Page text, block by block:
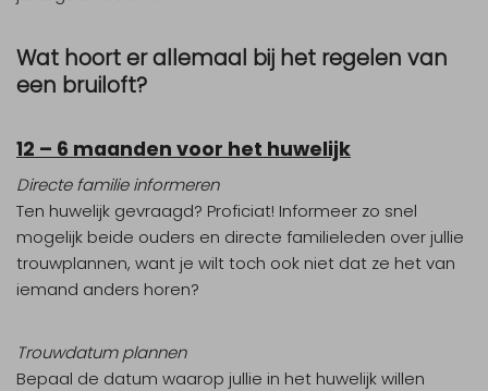
Wat hoort er allemaal bij het regelen van
een bruiloft?
12 – 6 maanden voor het huwelijk
Directe familie informeren
Ten huwelijk gevraagd? Proficiat! Informeer zo snel
mogelijk beide ouders en directe familieleden over jullie
trouwplannen, want je wilt toch ook niet dat ze het van
iemand anders horen?
Trouwdatum plannen
Bepaal de datum waarop jullie in het huwelijk willen